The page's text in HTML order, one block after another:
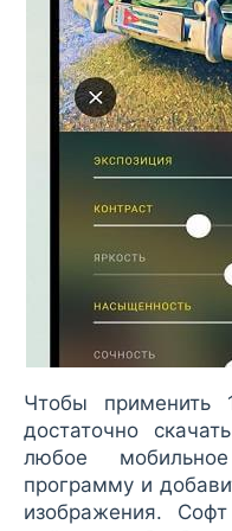
Чтобы
достаточно
любое
программу и
изображения.